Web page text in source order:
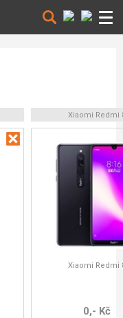
Xiaomi Redmi
Xiaomi Redmi
0,- Kč